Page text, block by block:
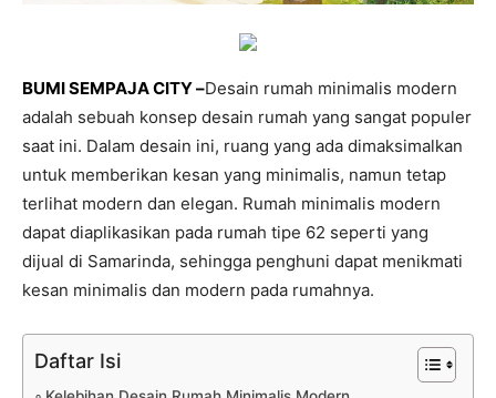
BUMI SEMPAJA CITY –Desain rumah minimalis modern
adalah sebuah konsep desain rumah yang sangat populer
saat ini. Dalam desain ini, ruang yang ada dimaksimalkan
untuk memberikan kesan yang minimalis, namun tetap
terlihat modern dan elegan. Rumah minimalis modern
dapat diaplikasikan pada rumah tipe 62 seperti yang
dijual di Samarinda, sehingga penghuni dapat menikmati
kesan minimalis dan modern pada rumahnya.
Daftar Isi